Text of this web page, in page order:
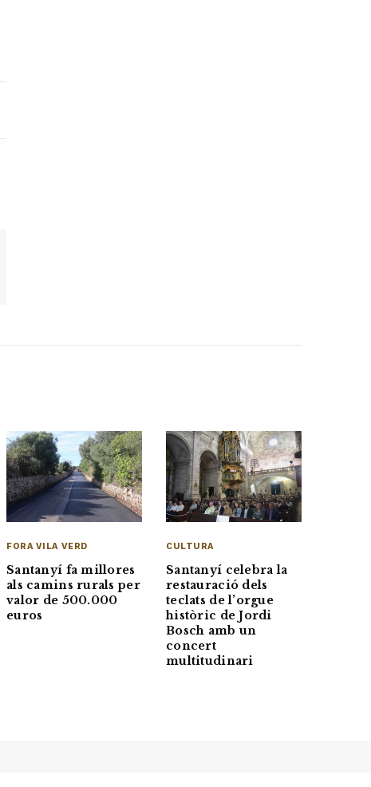
FORA VILA VERD
Santanyí fa millores
als camins rurals per
valor de 500.000
euros
CULTURA
Santanyí celebra la
restauració dels
teclats de l’orgue
històric de Jordi
Bosch amb un
concert
multitudinari